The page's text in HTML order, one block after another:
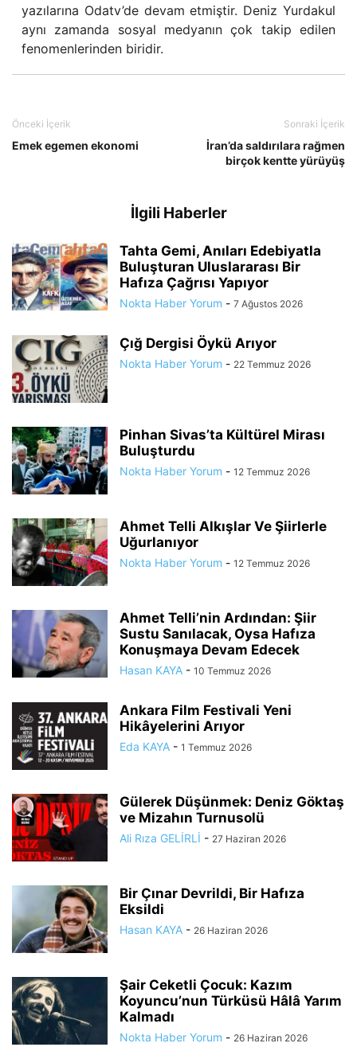
yazılarına Odatv’de devam etmiştir. Deniz Yurdakul
aynı zamanda sosyal medyanın çok takip edilen
fenomenlerinden biridir.
Önceki İçerik
Emek egemen ekonomi
Sonraki İçerik
İran’da saldırılara rağmen
birçok kentte yürüyüş
İlgili Haberler
Tahta Gemi, Anıları Edebiyatla
Buluşturan Uluslararası Bir
Hafıza Çağrısı Yapıyor
Nokta Haber Yorum - 7 Ağustos 2026
Çığ Dergisi Öykü Arıyor
Nokta Haber Yorum - 22 Temmuz 2026
Pinhan Sivas’ta Kültürel Mirası
Buluşturdu
Nokta Haber Yorum - 12 Temmuz 2026
Ahmet Telli Alkışlar Ve Şiirlerle
Uğurlanıyor
Nokta Haber Yorum - 12 Temmuz 2026
Ahmet Telli’nin Ardından: Şiir
Sustu Sanılacak, Oysa Hafıza
Konuşmaya Devam Edecek
Hasan KAYA - 10 Temmuz 2026
Ankara Film Festivali Yeni
Hikâyelerini Arıyor
Eda KAYA - 1 Temmuz 2026
Gülerek Düşünmek: Deniz Göktaş
ve Mizahın Turnusolü
Ali Rıza GELİRLİ - 27 Haziran 2026
Bir Çınar Devrildi, Bir Hafıza
Eksildi
Hasan KAYA - 26 Haziran 2026
Şair Ceketli Çocuk: Kazım
Koyuncu’nun Türküsü Hâlâ Yarım
Kalmadı
Nokta Haber Yorum - 26 Haziran 2026